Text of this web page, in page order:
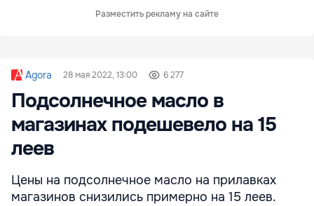
Разместить рекламу на сайте
Agora 28 мая 2022, 13:00 6 277
Подсолнечное масло в
магазинах подешевело на 15
леев
Цены на подсолнечное масло на прилавках
магазинов снизились примерно на 15 леев.